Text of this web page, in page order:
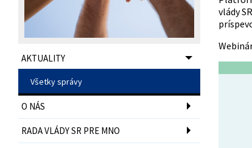
AKTUALITY
Všetky správy
O NÁS
RADA VLÁDY SR PRE MNO
vlády